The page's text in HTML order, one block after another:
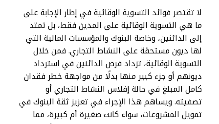
لا تقتصر فوائد التسوية الوقائية في إطار الإجابة على
ما هي التسوية الوقائية على المدين فقط، بل تمتد
إلى الدائنين، وخاصة البنوك والمؤسسات المالية التي
لها ديون مستحقة على النشاط التجاري. فمن خلال
التسوية الوقائية، تزداد فرص الدائنين في استرداد
ديونهم أو جزء كبير منها بدلًا من مواجهة خطر فقدان
كامل المبلغ في حالة إفلاس النشاط التجاري أو
تصفيته. ويساهم هذا الإجراء في تعزيز ثقة البنوك في
تمويل المشروعات، سواء كانت صغيرة أم كبيرة، مما